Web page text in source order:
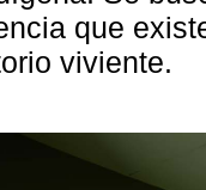
que
viviente.